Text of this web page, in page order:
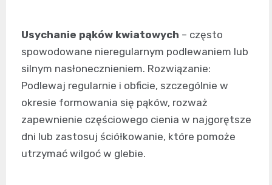
Usychanie pąków kwiatowych – często
spowodowane nieregularnym podlewaniem lub
silnym nasłonecznieniem. Rozwiązanie:
Podlewaj regularnie i obficie, szczególnie w
okresie formowania się pąków, rozważ
zapewnienie częściowego cienia w najgorętsze
dni lub zastosuj ściółkowanie, które pomoże
utrzymać wilgoć w glebie.